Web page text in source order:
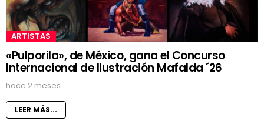
ARTISTAS
«Pulporila», de México, gana el Concurso
Internacional de Ilustración Mafalda ´26
hace 2 meses
LEER MÁS...